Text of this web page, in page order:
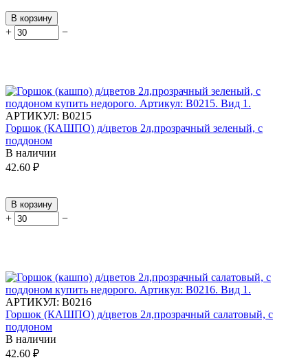
В корзину
+ −
АРТИКУЛ: В0215
Горшок (КАШПО) д/цветов 2л,прозрачный зеленый, с
поддоном
В наличии
42.60 ₽
В корзину
+ −
АРТИКУЛ: В0216
Горшок (КАШПО) д/цветов 2л,прозрачный салатовый, с
поддоном
В наличии
42.60 ₽